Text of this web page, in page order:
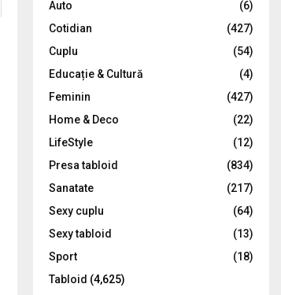
:
C
Auto
(6)
Cotidian
(427)
Cuplu
(54)
Educație & Cultură
(4)
Feminin
(427)
Home & Deco
(22)
LifeStyle
(12)
Presa tabloid
(834)
Sanatate
(217)
Sexy cuplu
(64)
Sexy tabloid
(13)
Sport
(18)
Tabloid (4,625)